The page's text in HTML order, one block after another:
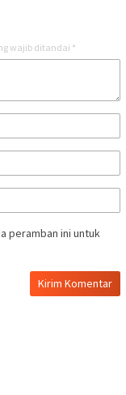
wajib ditandai *
peramban ini untuk